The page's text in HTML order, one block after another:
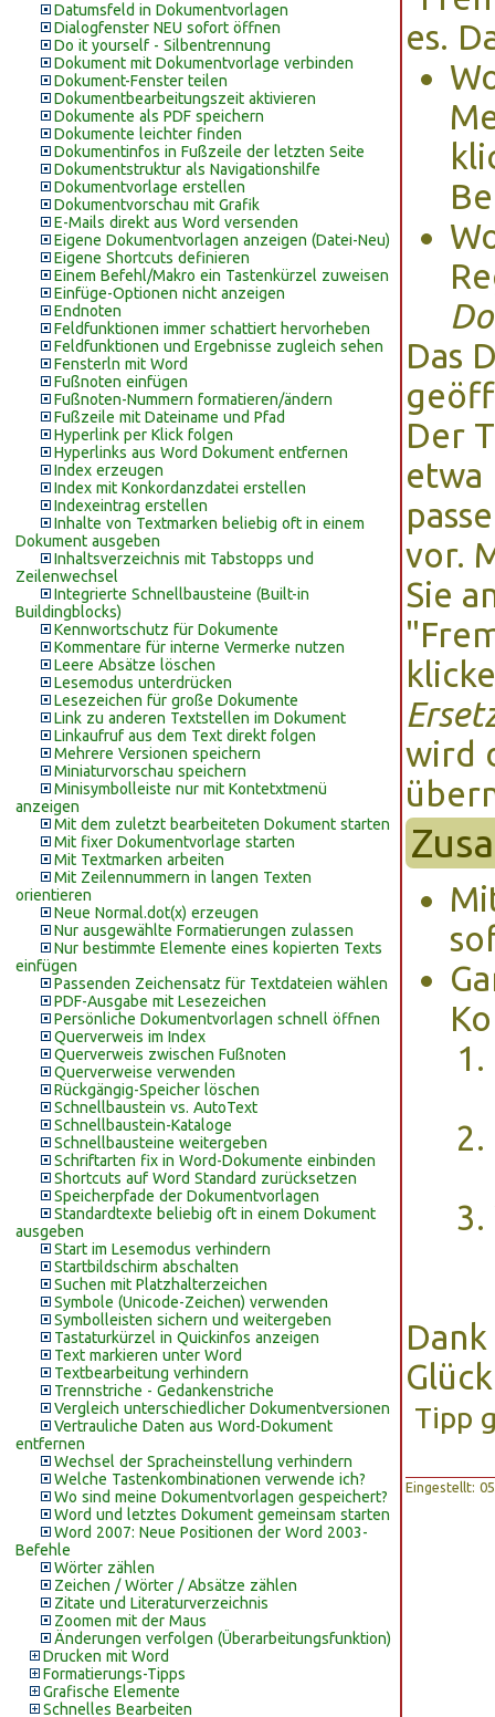
Datumsfeld in Dokumentvorlagen
Dialogfenster NEU sofort öffnen
Do it yourself - Silbentrennung
Dokument mit Dokumentvorlage verbinden
Dokument-Fenster teilen
Dokumentbearbeitungszeit aktivieren
Dokumente als PDF speichern
Dokumente leichter finden
Dokumentinfos in Fußzeile der letzten Seite
Dokumentstruktur als Navigationshilfe
Dokumentvorlage erstellen
Dokumentvorschau mit Grafik
E-Mails direkt aus Word versenden
Eigene Dokumentvorlagen anzeigen (Datei-Neu)
Eigene Shortcuts definieren
Einem Befehl/Makro ein Tastenkürzel zuweisen
Einfüge-Optionen nicht anzeigen
Endnoten
Feldfunktionen immer schattiert hervorheben
Feldfunktionen und Ergebnisse zugleich sehen
Fensterln mit Word
Fußnoten einfügen
Fußnoten-Nummern formatieren/ändern
Fußzeile mit Dateiname und Pfad
Hyperlink per Klick folgen
Hyperlinks aus Word Dokument entfernen
Index erzeugen
Index mit Konkordanzdatei erstellen
Indexeintrag erstellen
Inhalte von Textmarken beliebig oft in einem
Dokument ausgeben
Inhaltsverzeichnis mit Tabstopps und
Zeilenwechsel
Integrierte Schnellbausteine (Built-in
Buildingblocks)
Kennwortschutz für Dokumente
Kommentare für interne Vermerke nutzen
Leere Absätze löschen
Lesemodus unterdrücken
Lesezeichen für große Dokumente
Link zu anderen Textstellen im Dokument
Linkaufruf aus dem Text direkt folgen
Mehrere Versionen speichern
Miniaturvorschau speichern
Minisymbolleiste nur mit Kontetxtmenü
anzeigen
Mit dem zuletzt bearbeiteten Dokument starten
Mit fixer Dokumentvorlage starten
Mit Textmarken arbeiten
Mit Zeilennummern in langen Texten
orientieren
Neue Normal.dot(x) erzeugen
Nur ausgewählte Formatierungen zulassen
Nur bestimmte Elemente eines kopierten Texts
einfügen
Passenden Zeichensatz für Textdateien wählen
PDF-Ausgabe mit Lesezeichen
Persönliche Dokumentvorlagen schnell öffnen
Querverweis im Index
Querverweis zwischen Fußnoten
Querverweise verwenden
Rückgängig-Speicher löschen
Schnellbaustein vs. AutoText
Schnellbaustein-Kataloge
Schnellbausteine weitergeben
Schriftarten fix in Word-Dokumente einbinden
Shortcuts auf Word Standard zurücksetzen
Speicherpfade der Dokumentvorlagen
Standardtexte beliebig oft in einem Dokument
ausgeben
Start im Lesemodus verhindern
Startbildschirm abschalten
Suchen mit Platzhalterzeichen
Symbole (Unicode-Zeichen) verwenden
Symbolleisten sichern und weitergeben
Tastaturkürzel in Quickinfos anzeigen
Text markieren unter Word
Textbearbeitung verhindern
Trennstriche - Gedankenstriche
Vergleich unterschiedlicher Dokumentversionen
Vertrauliche Daten aus Word-Dokument
entfernen
Wechsel der Spracheinstellung verhindern
Welche Tastenkombinationen verwende ich?
Wo sind meine Dokumentvorlagen gespeichert?
Word und letztes Dokument gemeinsam starten
Word 2007: Neue Positionen der Word 2003-
Befehle
Wörter zählen
Zeichen / Wörter / Absätze zählen
Zitate und Literaturverzeichnis
Zoomen mit der Maus
Änderungen verfolgen (Überarbeitungsfunktion)
Drucken mit Word
Formatierungs-Tipps
Grafische Elemente
Schnelles Bearbeiten
es.
Das
Der
etwa
vor.
Sie
wird
Tipp
Eingestellt: